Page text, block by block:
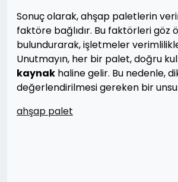
Sonuç olarak, ahşap paletlerin
faktöre bağlıdır. Bu faktörleri göz
bulundurarak, işletmeler
Unutmayın, her bir palet, doğru
kaynak haline gelir. Bu nedenle,
değerlendirilmesi gereken bir
ahşap palet